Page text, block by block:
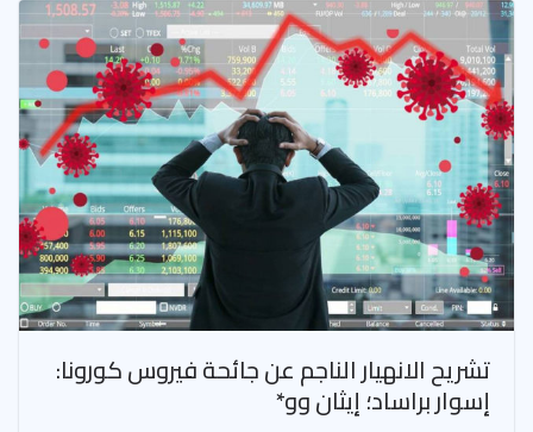
تشريح الانهيار الناجم عن جائحة فيروس كورونا:
إسوار براساد؛ إيثان وو*